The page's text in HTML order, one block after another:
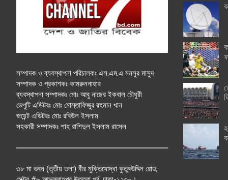
সম্পাদক ও ব্যবস্থাপনা পরিচালকঃ এস.এম.এ মনসুর মাসুদ
সম্পাদক ও প্রকাশকঃ কামরুননাহার
ব্যবস্থাপনা সম্পাদকঃ মোঃ আবু নাছের ইকবাল চৌধুরী
ডেপুটি এডিটরঃ মোঃ মোস্তাফিজুর রহমান খান
জয়েন্ট এডিটরঃ মোঃ রবিউল ইসলাম
সহকারী সম্পাদকঃ শাহ রাশিদুল ইসলাম রাসেল
৩৮ মা ভবন (তৃতীয় তলা) বীর মুক্তিযোদ্ধা কুতুবউদ্দিন রোড,